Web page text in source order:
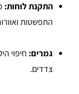
התקנת לוחות:
התפשטות
גמרים: חיפוי
צדדים.